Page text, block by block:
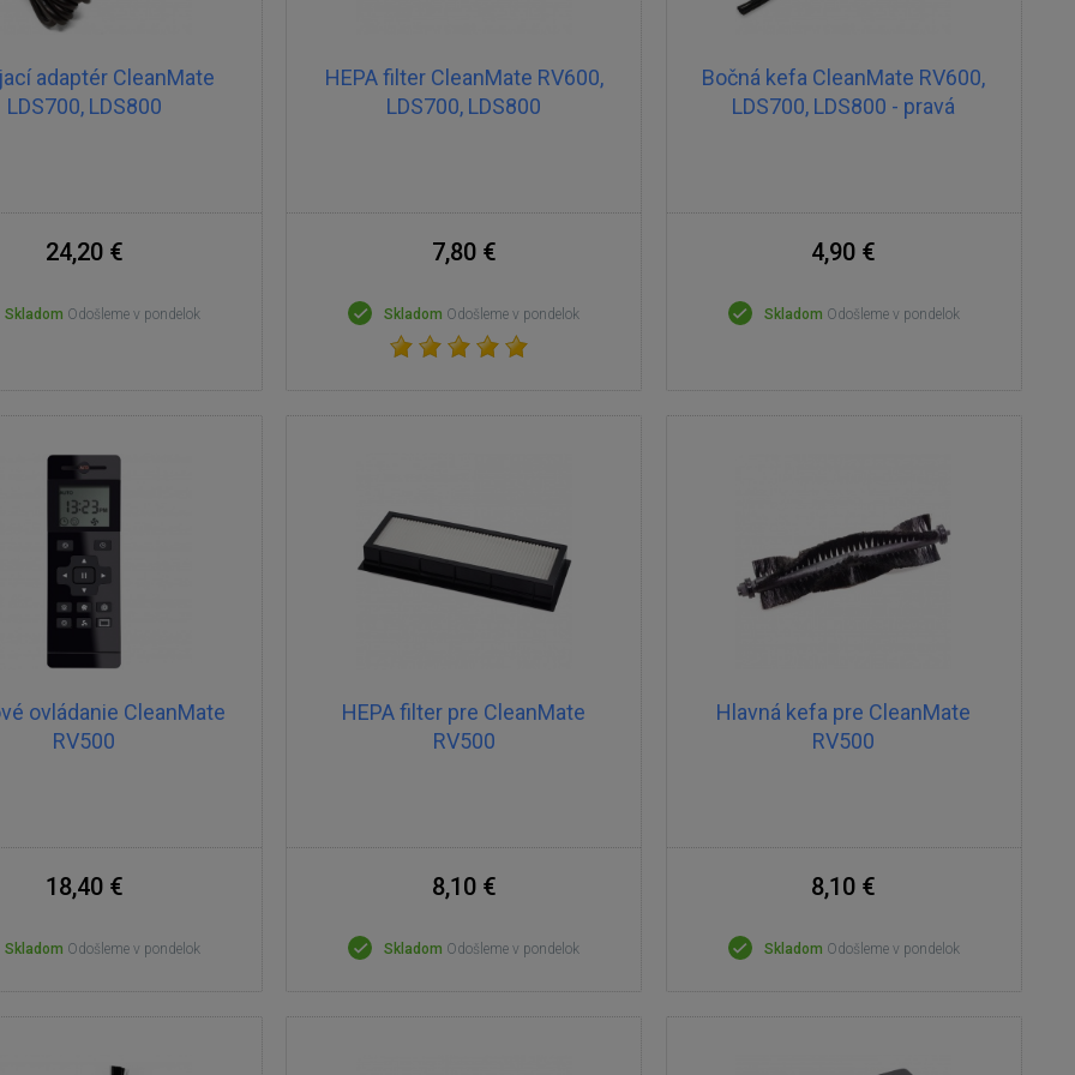
adaptér CleanMate
LDS700, LDS800
24,20 €
Skladom Odošleme v pondelok
HEPA filter CleanMate RV600,
LDS700, LDS800
7,80 €
Skladom Odošleme v pondelok
Bočná kefa CleanMate RV600,
LDS700, LDS800 - pravá
4,90 €
Skladom Odošleme v pondelok
ovládanie CleanMate
RV500
18,40 €
Skladom Odošleme v pondelok
HEPA filter pre CleanMate
RV500
8,10 €
Skladom Odošleme v pondelok
Hlavná kefa pre CleanMate
RV500
8,10 €
Skladom Odošleme v pondelok